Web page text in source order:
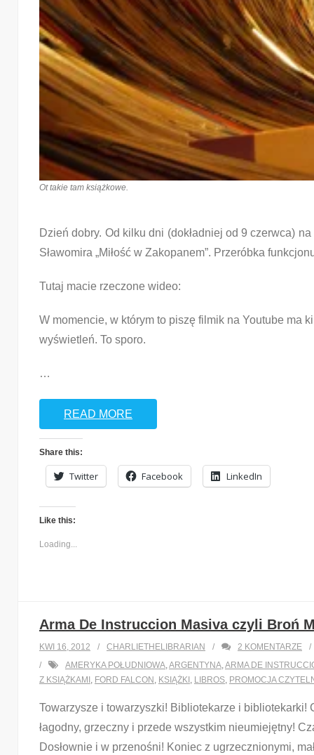
Ot takie tam książkowe.
Dzień dobry. Od kilku dni (dokładniej od 9 czerwca)
Sławomira „Miłość w Zakopanem”. Przeróbka
Tutaj macie rzeczone wideo:
W momencie, w którym to piszę filmik na Youtube ma
wyświetleń. To sporo.
…
READ MORE
Share this:
Twitter Facebook LinkedIn
Like this:
Loading...
Arma De Instruccion Masiva czyli Broń
KWI 16, 2012 CHARLIETHELIBRARIAN 2 KOMENTARZE
AMERYKA POŁUDNIOWA,ARGENTYNA,ARMA DE
Z KSIĄŻKAMI , FORD FALCON , KSIĄŻKI , LIBROS, PROMOCJA
Towarzysze i towarzyszki! Bibliotekarze i
łagodny, grzeczny i przede wszystkim nieumiejętny!
Dosłownie i w przenośni! Koniec z ugrzecznionymi,